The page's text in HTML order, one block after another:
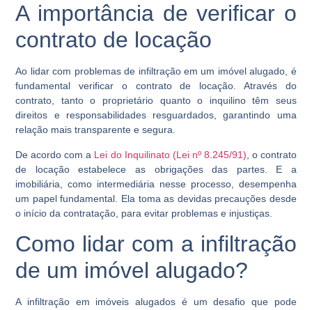
A importância de verificar o
contrato de locação
Ao lidar com problemas de infiltração em um imóvel alugado, é
fundamental verificar o contrato de locação. Através do
contrato, tanto o proprietário quanto o inquilino têm seus
direitos e responsabilidades resguardados, garantindo uma
relação mais transparente e segura.
De acordo com a Lei do Inquilinato (Lei nº 8.245/91) , o contrato
de locação estabelece as obrigações das partes. E a
imobiliária, como intermediária nesse processo, desempenha
um papel fundamental. Ela toma as devidas precauções desde
o início da contratação, para evitar problemas e injustiças.
Como lidar com a infiltração
de um imóvel alugado?
A infiltração em imóveis alugados é um desafio que pode